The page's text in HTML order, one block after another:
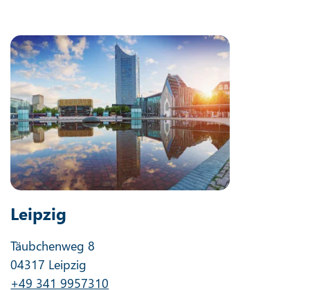
Leipzig
Täubchenweg 8
04317 Leipzig
+49 341 9957310